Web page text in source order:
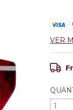
VER